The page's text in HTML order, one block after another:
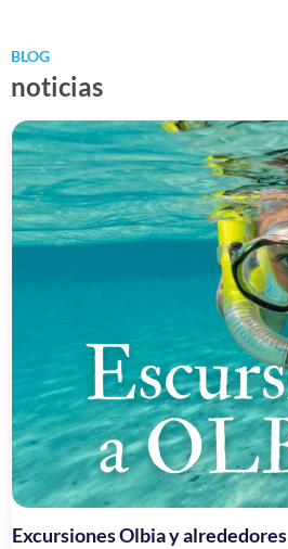
BLOG
noticias
Excursiones Olbia y alrededores